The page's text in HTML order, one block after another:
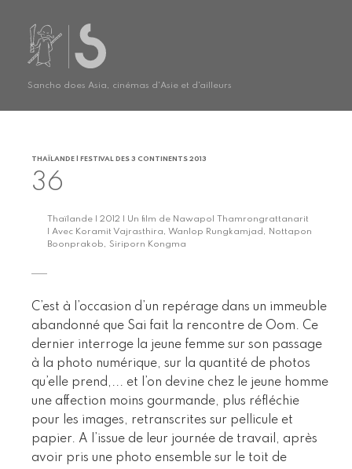
Sancho does Asia, cinémas d'Asie et d'ailleurs
THAÏLANDE | FESTIVAL DES 3 CONTINENTS 2013
36
Thaïlande | 2012 | Un film de Nawapol Thamrongrattanarit
| Avec Koramit Vajrasthira, Wanlop Rungkamjad, Nottapon
Boonprakob, Siriporn Kongma
C’est à l’occasion d’un repérage dans un immeuble
abandonné que Sai fait la rencontre de Oom. Ce
dernier interroge la jeune femme sur son passage
à la photo numérique, sur la quantité de photos
qu’elle prend,... et l’on devine chez le jeune homme
une affection moins gourmande, plus réfléchie
pour les images, retranscrites sur pellicule et
papier. A l’issue de leur journée de travail, après
avoir pris une photo ensemble sur le toit de